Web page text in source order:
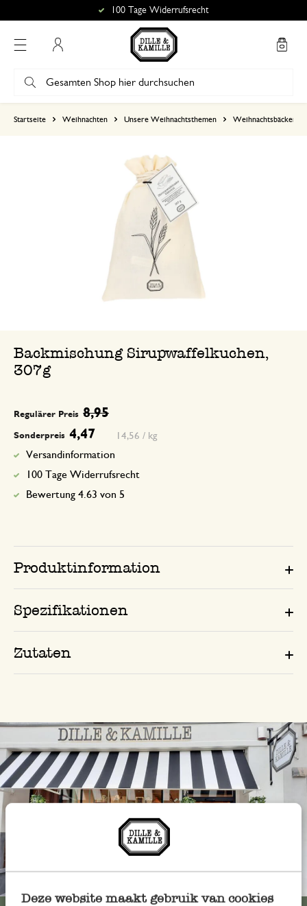
Deze website maakt gebruik van cookies
100 Tage Widerrufsrecht
Startseite Weihnachten Unsere Weihnachtsthemen Weihnachtsbäckerei
Backmischung Sirupwaffelkuchen,
307g
Sonderpreis 4,47
Regulärer Preis 8,95
14,56 / kg
Versandinformation
100 Tage Widerrufsrecht
Bewertung 4.63 von 5
Produktinformation
Spezifikationen
Zutaten